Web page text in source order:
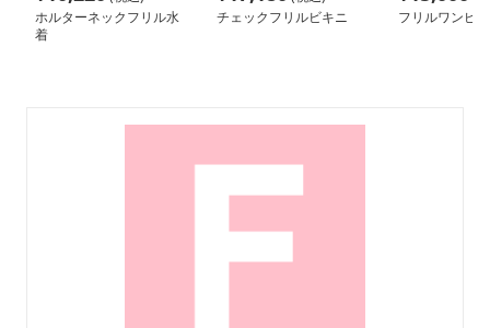
ホルターネックフリル水
着
チェックフリルビキニ
フリルワンピ